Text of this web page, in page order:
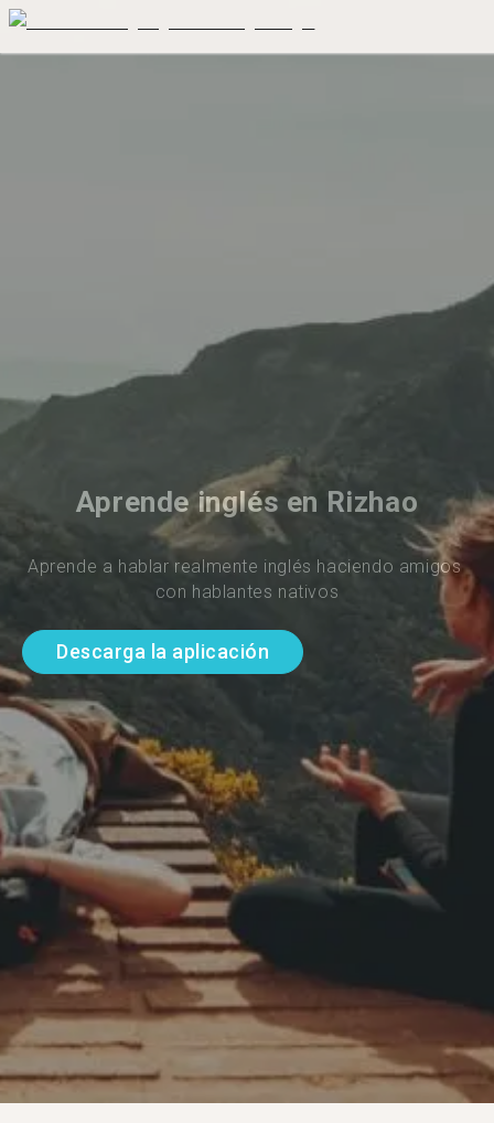
Aprende inglés en Rizhao
Aprende a hablar realmente inglés haciendo amigos
con hablantes nativos
Descarga la aplicación